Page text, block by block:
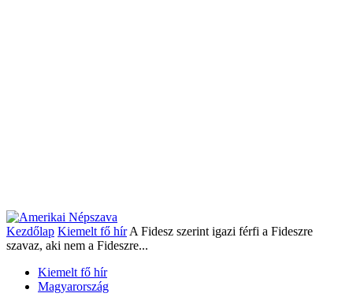
Kezdőlap Kiemelt fő hír A Fidesz szerint igazi férfi a Fideszre
szavaz, aki nem a Fideszre...
Kiemelt fő hír
Magyarország